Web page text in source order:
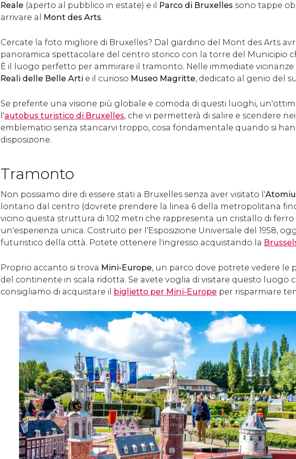
Reale (aperto al pubblico in estate) e il Parco di Bruxelles sono tappe
arrivare al Mont des Arts.
Cercate la foto migliore di Bruxelles? Dal giardino del Mont des Arts
panoramica spettacolare del centro storico con la torre del Municipio
È il luogo perfetto per ammirare il tramonto. Nelle immediate vicinanze
Reali delle Belle Arti e il curioso Museo Magritte, dedicato al genio del
Se preferite una visione più globale e comoda di questi luoghi,
l'autobus turistico di Bruxelles, che vi permetterà di salire e scendere
emblematici senza stancarvi troppo, cosa fondamentale quando si
disposizione.
Tramonto
Non possiamo dire di essere stati a Bruxelles senza aver visitato l'
lontano dal centro (dovrete prendere la linea 6 della metropolitana
vicino questa struttura di 102 metri che rappresenta un cristallo di
un'esperienza unica. Costruito per l'Esposizione Universale del 1958,
futuristico della città. Potete ottenere l'ingresso acquistando la
Proprio accanto si trova Mini-Europe, un parco dove potrete vedere le
del continente in scala ridotta. Se avete voglia di visitare questo luogo
consigliamo di acquistare il biglietto per Mini-Europe per risparmiare